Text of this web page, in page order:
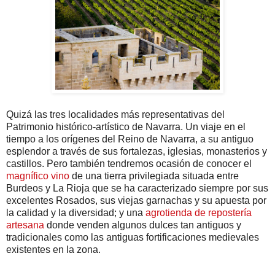
Quizá las tres localidades más representativas del
Patrimonio histórico-artístico de Navarra. Un viaje en el
tiempo a los orígenes del Reino de Navarra, a su antiguo
esplendor a través de sus fortalezas, iglesias, monasterios y
castillos. Pero también tendremos ocasión de conocer el
magnífico vino de una tierra privilegiada situada entre
Burdeos y La Rioja que se ha caracterizado siempre por sus
excelentes Rosados, sus viejas garnachas y su apuesta por
la calidad y la diversidad; y una agrotienda de repostería
artesana donde venden algunos dulces tan antiguos y
tradicionales como las antiguas fortificaciones medievales
existentes en la zona.